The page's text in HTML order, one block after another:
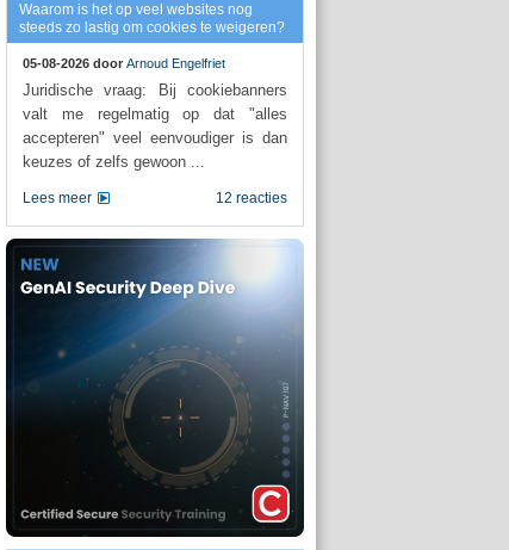
Waarom is het op veel websites nog
steeds zo lastig om cookies te weigeren?
05-08-2026 door Arnoud Engelfriet
Juridische vraag: Bij cookiebanners
valt me regelmatig op dat "alles
accepteren" veel eenvoudiger is dan
keuzes of zelfs gewoon ...
12 reacties
Lees meer